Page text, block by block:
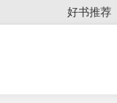
好书推荐